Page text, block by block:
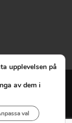
och
upplevelsen på
av dem i
val